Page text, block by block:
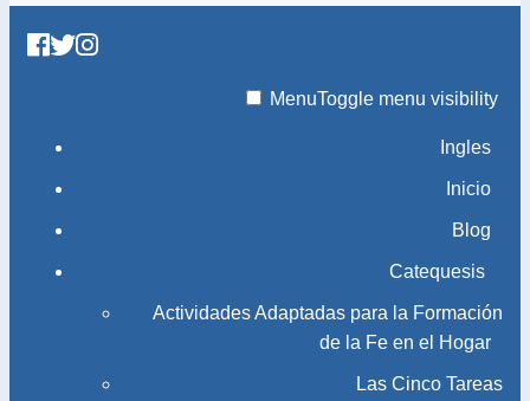
MenuToggle menu visibility
Ingles
Inicio
Blog
Catequesis
Actividades Adaptadas para la Formación
de la Fe en el Hogar
Las Cinco Tareas